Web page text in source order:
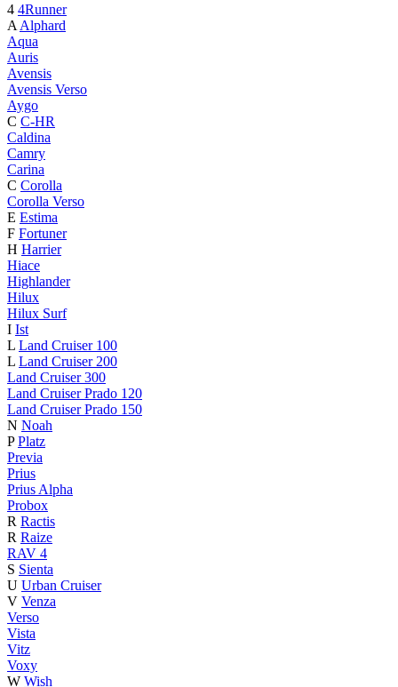
4 4Runner
A Alphard
Aqua
Auris
Avensis
Avensis Verso
Aygo
C C-HR
Caldina
Camry
Carina
C Corolla
Corolla Verso
E Estima
F Fortuner
H Harrier
Hiace
Highlander
Hilux
Hilux Surf
I Ist
L Land Cruiser 100
L Land Cruiser 200
Land Cruiser 300
Land Cruiser Prado 120
Land Cruiser Prado 150
N Noah
P Platz
Previa
Prius
Prius Alpha
Probox
R Ractis
R Raize
RAV 4
S Sienta
U Urban Cruiser
V Venza
Verso
Vista
Vitz
Voxy
W Wish